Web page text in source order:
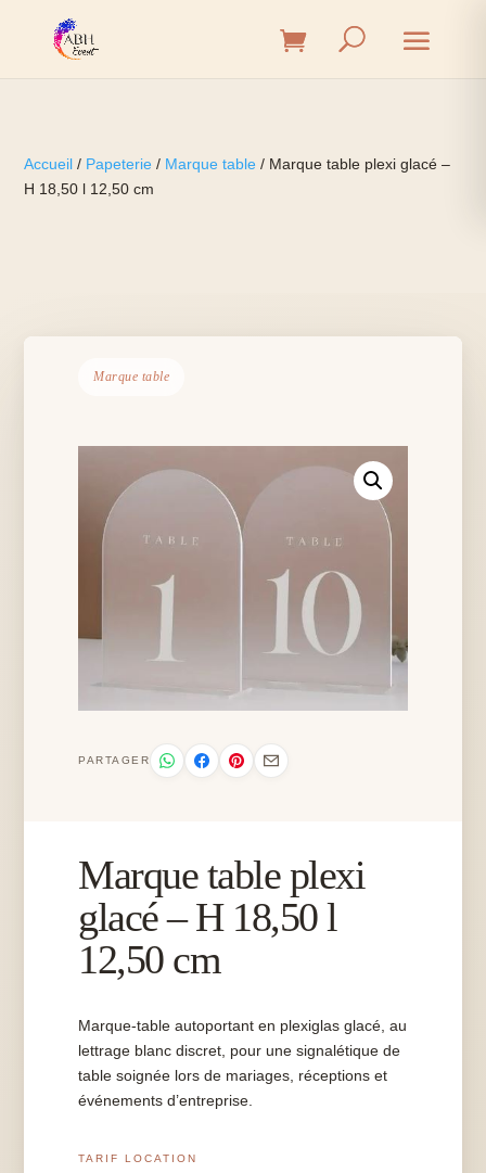
Accueil / Papeterie / Marque table / Marque table plexi glacé –
H 18,50 l 12,50 cm
Marque table
PARTAGER
Marque table plexi
glacé – H 18,50 l
12,50 cm
Marque-table autoportant en plexiglas glacé, au
lettrage blanc discret, pour une signalétique de
table soignée lors de mariages, réceptions et
événements d’entreprise.